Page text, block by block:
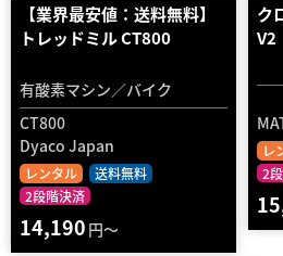
【業界最安値：送料無料】
トレッドミル CT800
有酸素マシン／バイク
CT800
Dyaco Japan
レンタル
送料無料
2段階決済
14,190 円～
ク
V2
レ
2